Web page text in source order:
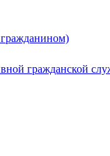
гражданской